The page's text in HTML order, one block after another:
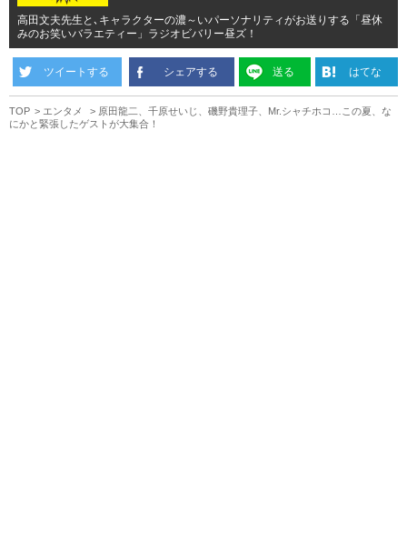
高田文夫先生と､キャラクターの濃～いパーソナリティがお送りする「昼休
みのお笑いバラエティー」ラジオビバリー昼ズ！
ツイートする シェアする 送る はてな
TOP エンタメ
原田龍二、千原せいじ、磯野貴理子、Mr.シャチホコ…この夏、な
にかと緊張したゲストが大集合！